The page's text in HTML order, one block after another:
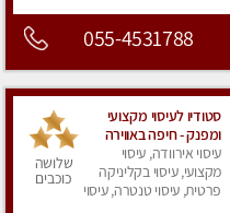
055-4531788
סטודיו לעיסוי מקצועי
ומפנק - חיפה באווירה
נעימה ושקטה
עיסוי אירוודה, עיסוי
מקצועי, עיסוי בקליניקה
פרטית, עיסוי טנטרה, עיסוי
שלושה
כוכבים